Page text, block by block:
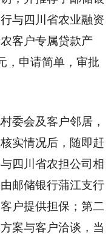
与四川省农业融资
客户专属贷款产
，申请简单，审批
委会及客户邻居，
实情况后，随即赶
四川省农担公司相
邮储银行蒲江支行
户提供担保；第二
案与客户洽谈，当